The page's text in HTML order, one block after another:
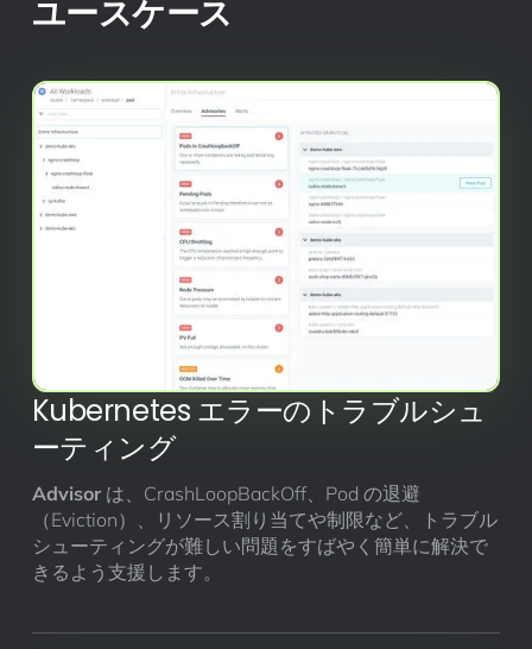
ユースケース
Kubernetes エラーのトラブルシュ
ーティング
Advisorは、CrashLoopBackOff、Pod の退避
（Eviction）、リソース割り当てや制限など、トラブル
シューティングが難しい問題をすばやく簡単に解決で
きるよう支援します。